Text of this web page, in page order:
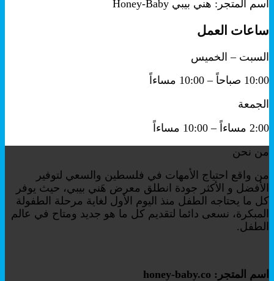
اسم المتجر: هني بيبي Honey-Baby
ساعات العمل
السبت – الخميس
10:00 صباحاً – 10:00 مساءاً
الجمعة
2:00 مساءاً – 10:00 مساءاً
من نحن
من واقع احتياج الأمهات في فلسطين والسعي لتوفير
الأفضل و الأكثر جودة انطلق معرض هَني بيبي، حيث يوفر
كل ما يحتاجه الطفل منذ اليوم الأول لغاية مرحلة الطفولة
المبكرة، نسعى دائما لتقديم كل ما هو جديد ومتاح في عالم
الطفل.
اسم المتجر: honey-baby.co